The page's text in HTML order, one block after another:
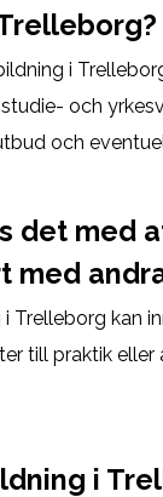
i
och
och
det med
med
Trelleborg kan
till praktik
i